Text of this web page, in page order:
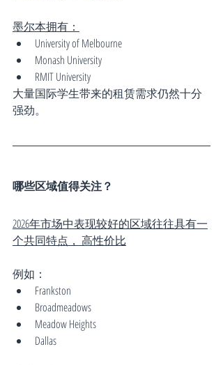
墨尔本拥有：
University of Melbourne
Monash University
RMIT University
大量国际学生带来的租赁需求仍然十分
强劲。
哪些区域值得关注？
2026年市场中表现较好的区域往往具有一
个共同特点， 高性价比
例如：
Frankston
Broadmeadows
Meadow Heights
Dallas